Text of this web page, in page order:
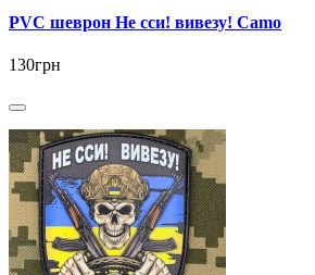
PVC шеврон Не сси! вивезу! Camo
130грн